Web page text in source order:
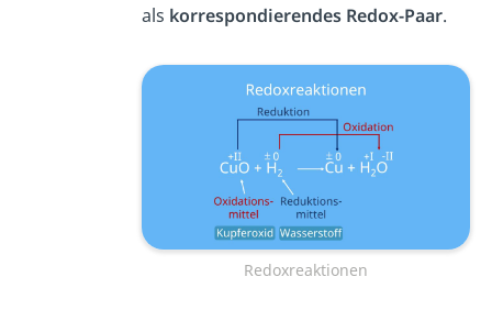
als korrespondierendes Redox-Paar.
Redoxreaktionen